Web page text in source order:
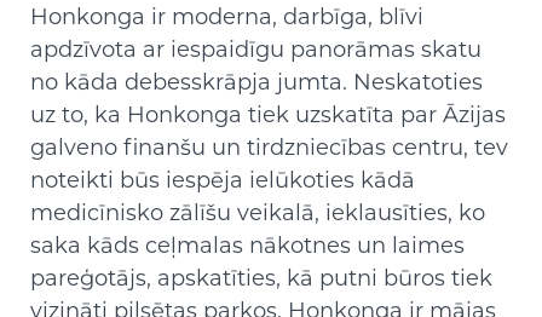
Honkonga ir moderna, darbīga, blīvi
apdzīvota ar iespaidīgu panorāmas skatu
no kāda debesskrāpja jumta. Neskatoties
uz to, ka Honkonga tiek uzskatīta par Āzijas
galveno finanšu un tirdzniecības centru, tev
noteikti būs iespēja ielūkoties kādā
medicīnisko zālīšu veikalā, ieklausīties, ko
saka kāds ceļmalas nākotnes un laimes
pareģotājs, apskatīties, kā putni būros tiek
vizināti pilsētas parkos. Honkonga ir mājas